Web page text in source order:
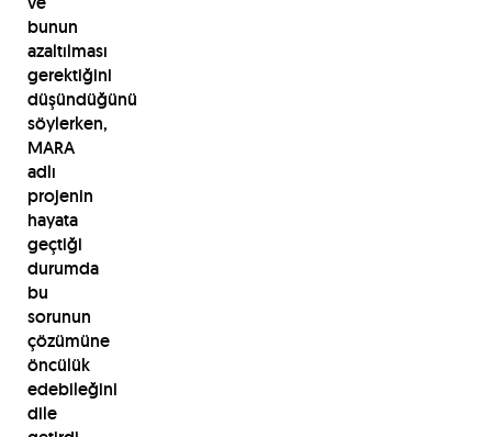
bunun
azaltılması
gerektiğini
düşündüğünü
söylerken,
MARA
adlı
projenin
hayata
geçtiği
durumda
bu
sorunun
çözümüne
öncülük
edebileğini
dile